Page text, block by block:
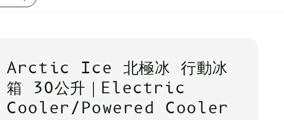
Arctic Ice 北極冰 行動冰
箱 30公升｜Electric
Cooler/Powered Cooler